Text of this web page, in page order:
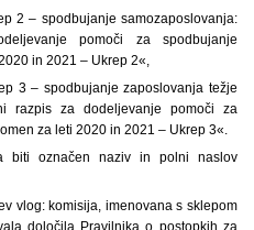
2 – spodbujanje samozaposlovanja:
pomoči za spodbujanje
in 2021 – Ukrep 2«,
3 – spodbujanje zaposlovanja težje
razpis za dodeljevanje pomoči za
za leti 2020 in 2021 – Ukrep 3«.
biti označen naziv in polni naslov
vlog: komisija, imenovana s sklepom
določila Pravilnika o postopkih za